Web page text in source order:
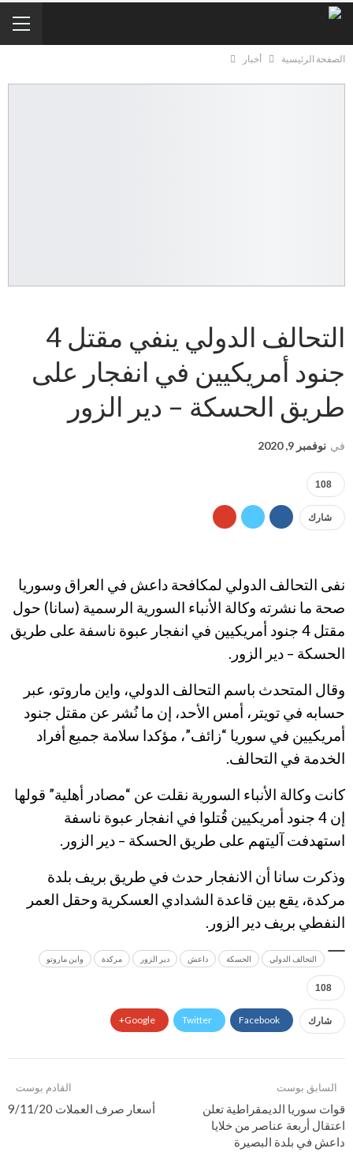
الصفحة الرئيسية أخبار
التحالف الدولي ينفي مقتل 4
جنود أمريكيين في انفجار على
طريق الحسكة – دير الزور
في نوفمبر 9, 2020
108
شارك
نفى التحالف الدولي لمكافحة داعش في العراق وسوريا
صحة ما نشرته وكالة الأنباء السورية الرسمية (سانا) حول
مقتل 4 جنود أمريكيين في انفجار عبوة ناسفة على طريق
الحسكة – دير الزور.
وقال المتحدث باسم التحالف الدولي، واين ماروتو، عبر
حسابه في تويتر، أمس الأحد، إن ما نُشر عن مقتل جنود
أمريكيين في سوريا “زائف”، مؤكدا سلامة جميع أفراد
الخدمة في التحالف.
كانت وكالة الأنباء السورية نقلت عن “مصادر أهلية” قولها
إن 4 جنود أمريكيين قُتلوا في انفجار عبوة ناسفة
استهدفت آليتهم على طريق الحسكة – دير الزور.
وذكرت سانا أن الانفجار حدث في طريق بريف بلدة
مركدة، يقع بين قاعدة الشدادي العسكرية وحقل العمر
النفطي بريف دير الزور.
التحالف الدولي الحسكة داعش دير الزور مركدة واين ماروتو
108
شارك Facebook
Twitter
Google+
السابق بوست
قوات سوريا الديمقراطية تعلن
اعتقال أربعة عناصر من خلايا
داعش في بلدة البصيرة
القادم بوست
أسعار صرف العملات 9/11/20